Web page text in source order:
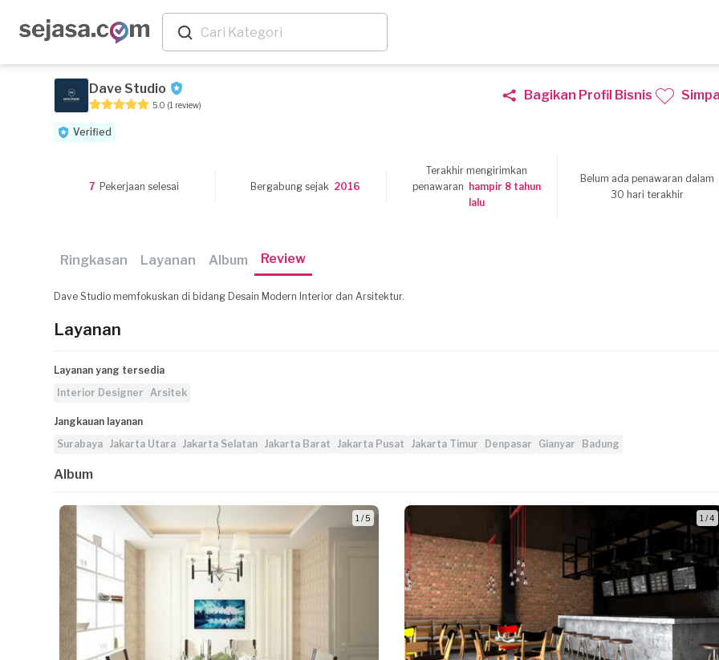
Dave Studio
5.0 (1 review)
Bagikan Profil Bisnis
Verified
7 Pekerjaan selesai Bergabung sejak 2016
Terakhir mengirimkan
penawaran hampir 8 tahun
lalu
Belum ada penawaran dalam
30 hari terakhir
Ringkasan Layanan Album Review
Dave Studio memfokuskan di bidang Desain Modern Interior dan Arsitektur.
Layanan
Layanan yang tersedia
Interior Designer Arsitek
Jangkauan layanan
Surabaya Jakarta Utara Jakarta Selatan Jakarta Barat Jakarta Pusat Jakarta Timur Denpasar Gianyar Badung
Album
1 / 5 1 / 4